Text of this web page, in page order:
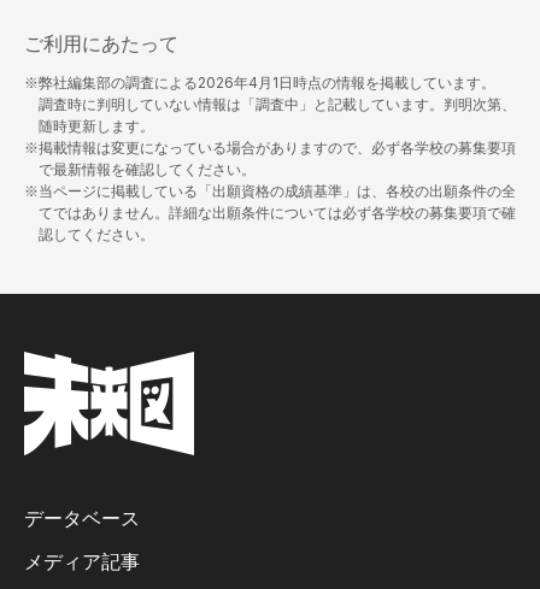
ご利用にあたって
※弊社編集部の調査による2026年4月1日時点の情報を掲載しています。
調査時に判明していない情報は「調査中」と記載しています。判明次第、
随時更新します。
※掲載情報は変更になっている場合がありますので、必ず各学校の募集要項
で最新情報を確認してください。
※当ページに掲載している「出願資格の成績基準」は、各校の出願条件の全
てではありません。詳細な出願条件については必ず各学校の募集要項で確
認してください。
データベース
メディア記事